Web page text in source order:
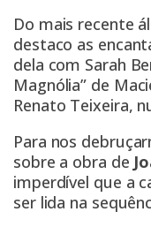
Do mais recente
destaco as
dela com Sarah
Magnólia” de
Renato Teixeira,
Para nos
sobre a obra de
imperdível que a
ser lida na